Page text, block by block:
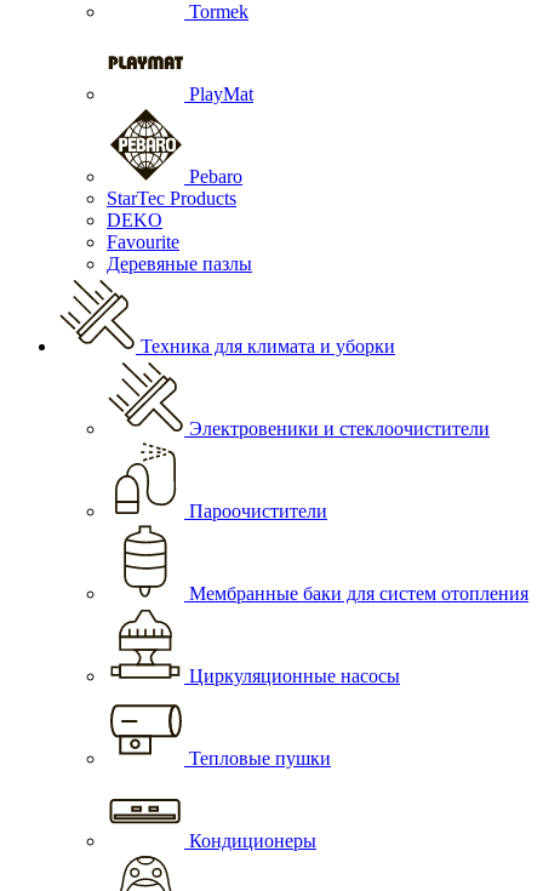
Tormek
PlayMat
Pebaro
StarTec Products
DEKO
Favourite
Деревяные пазлы
Техника для климата и уборки
Электровеники и стеклоочистители
Пароочистители
Мембранные баки для систем отопления
Циркуляционные насосы
Тепловые пушки
Кондиционеры